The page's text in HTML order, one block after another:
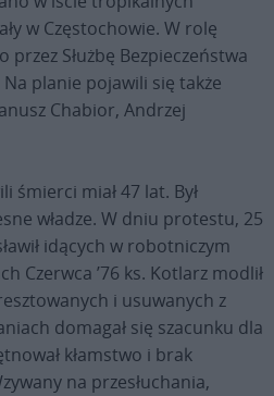
w Częstochowie. W rolę
przez Służbę Bezpieczeństwa
planie pojawili się także
Chabior, Andrzej
śmierci miał 47 lat. Był
władze. W dniu protestu, 25
idących w robotniczym
Czerwca ’76 ks. Kotlarz modlił
i usuwanych z
domagał się szacunku dla
kłamstwo i brak
na przesłuchania,